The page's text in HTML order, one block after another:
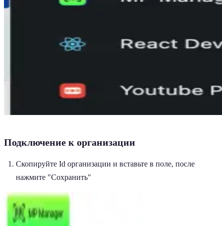
Подключение к организации
Скопируйте Id организации и вставьте в поле, после
нажмите "Сохранить"